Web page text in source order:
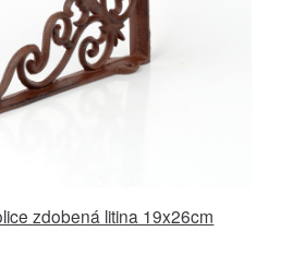
zdobená litina 19x26cm